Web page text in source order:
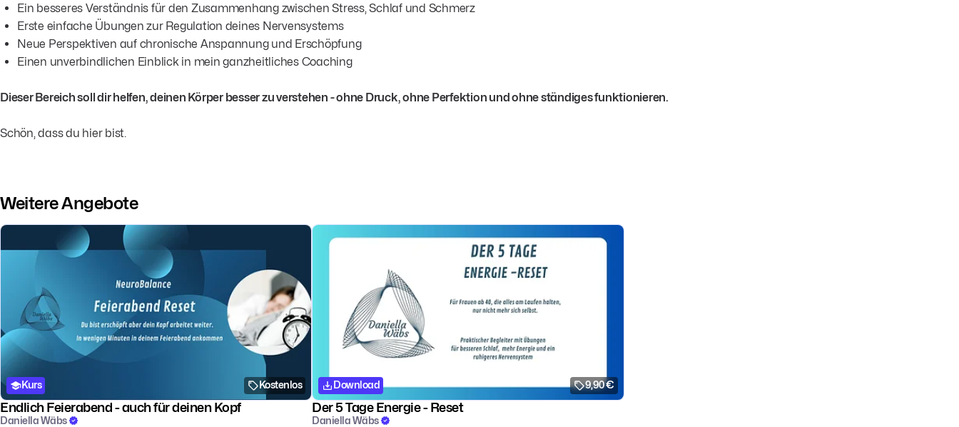
Ein besseres Verständnis für den Zusammenhang zwischen Stress, Schlaf und Schmerz
Erste einfache Übungen zur Regulation deines Nervensystems
Neue Perspektiven auf chronische Anspannung und Erschöpfung
Einen unverbindlichen Einblick in mein ganzheitliches Coaching
Dieser Bereich soll dir helfen, deinen Körper besser zu verstehen - ohne Druck, ohne Perfektion und ohne ständiges funktionieren.
Schön, dass du hier bist.
Weitere Angebote
Kurs Kostenlos
Endlich Feierabend - auch für deinen Kopf
Daniella Wäbs
Download 9,90 €
Der 5 Tage Energie - Reset
Daniella Wäbs